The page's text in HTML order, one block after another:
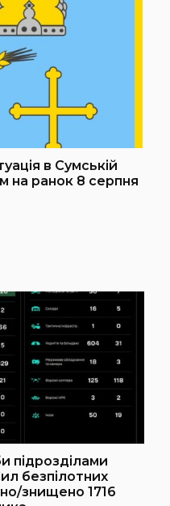
в Сумській
на ранок 8 серпня
підрозділами
безпілотних
знищено 1716